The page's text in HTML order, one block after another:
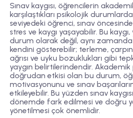
Sınav kaygısı, öğrencilerin
karşılaştıkları psikolojik
seviyedeki öğrenci, sınav
stres ve kaygı yaşayabilir. Bu
durum olarak değil, aynı
kendini gösterebilir; terleme,
ağrısı ve uyku bozuklukları gibi
yaygın belirtilerindendir.
doğrudan etkisi olan bu durum,
motivasyonunu ve sınav
etkileyebilir. Bu yüzden sınav
dönemde fark edilmesi ve doğru
yönetilmesi çok önemlidir.